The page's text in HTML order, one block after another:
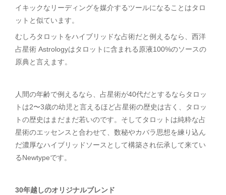
イキックなリーディングを媒介するツールになることはタロ
ットと似ています。
むしろタロットをハイブリッドな占術だと例えるなら、西洋
占星術 Astrologyはタロットに含まれる原液100%のソースの
原典と言えます。
人間の年齢で例えるなら、占星術が40代だとするならタロッ
トは2〜3歳の幼児と言えるほど占星術の歴史は古く、タロッ
トの歴史はまだまだ若いのです。そしてタロットは純粋な占
星術のエッセンスと合わせて、数秘やカバラ思想を練り込ん
だ濃厚なハイブリッドソースとして構築され伝承して来てい
るNewtypeです。
30年越しのオリジナルブレンド